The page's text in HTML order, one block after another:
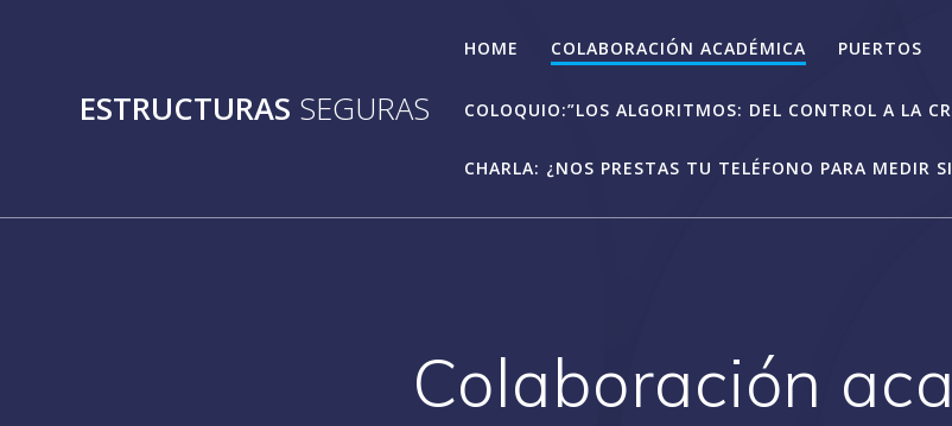
ESTRUCTURAS SEGURAS
HOME COLABORACIÓN ACADÉMICA PUERTOS
COLOQUIO:”LOS ALGORITMOS: DEL CONTROL A LA
CHARLA: ¿NOS PRESTAS TU TELÉFONO PARA MEDIR
Colaboración